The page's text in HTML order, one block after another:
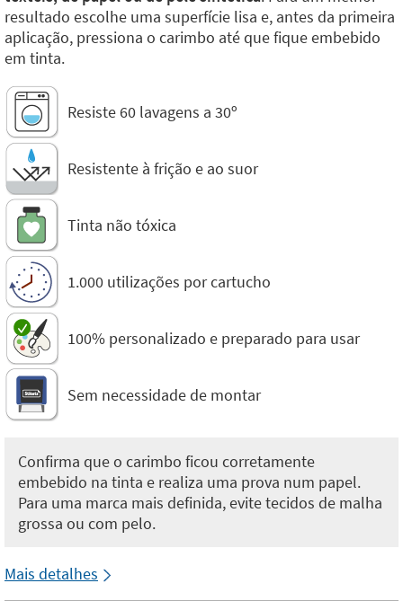
resultado escolhe uma superfície lisa e, antes da primeira
aplicação, pressiona o carimbo até que fique embebido
em tinta.
Resiste 60 lavagens a 30º
Resistente à frição e ao suor
Tinta não tóxica
1.000 utilizações por cartucho
100% personalizado e preparado para usar
Sem necessidade de montar
Confirma que o carimbo ficou corretamente
embebido na tinta e realiza uma prova num papel.
Para uma marca mais definida, evite tecidos de malha
grossa ou com pelo.
Mais detalhes